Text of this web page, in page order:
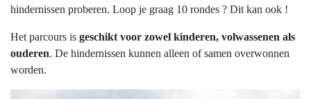
hindernissen proberen. Loop je graag 10 rondes ? Dit kan ook !
Het parcours is geschikt voor zowel kinderen, volwassenen als
ouderen. De hindernissen kunnen alleen of samen overwonnen
worden.